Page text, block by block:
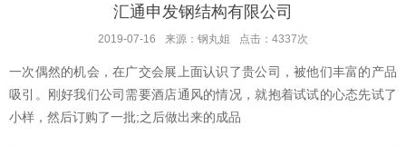
汇通申发钢结构有限公司
2019-07-16 来源：钢丸姐 点击：4337次
一次偶然的机会，在广交会展上面认识了贵公司，被他们丰富的产品
吸引。刚好我们公司需要酒店通风的情况，就抱着试试的心态先试了
小样，然后订购了一批;之后做出来的成品